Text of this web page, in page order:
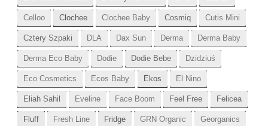
Celloo Clochee Clochee Baby Cosmiq Cutis Mini
Cztery Szpaki DLA Dax Sun Derma Derma Baby
Derma Eco Baby Dodie Dodie Bebe Dzidziuś
Eco Cosmetics Ecos Baby Ekos El Nino
Eliah Sahil Eveline Face Boom Feel Free Felicea
Fluff Fresh Line Fridge GRN Organic Georganics